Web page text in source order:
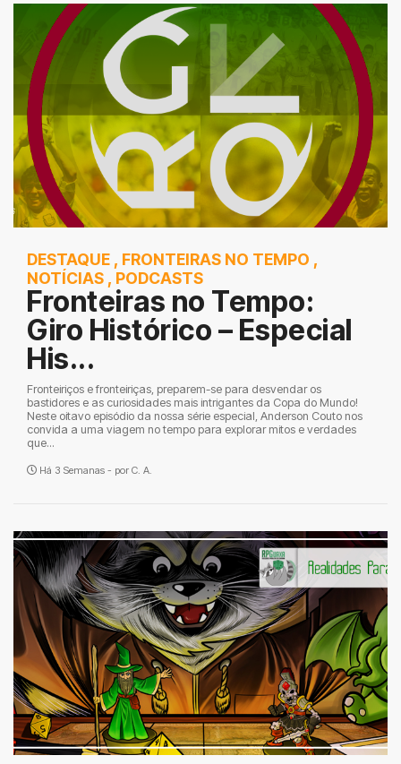
DESTAQUE , FRONTEIRAS NO TEMPO ,
NOTÍCIAS , PODCASTS
Fronteiras no Tempo:
Giro Histórico – Especial
His...
Fronteiriços e fronteiriças, preparem-se para desvendar os
bastidores e as curiosidades mais intrigantes da Copa do Mundo!
Neste oitavo episódio da nossa série especial, Anderson Couto nos
convida a uma viagem no tempo para explorar mitos e verdades
que...
Há 3 Semanas - por C. A.